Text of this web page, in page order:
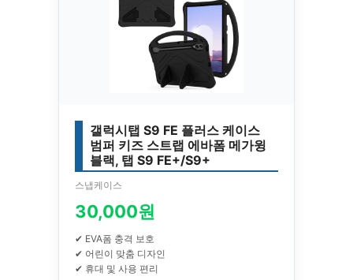
갤럭시탭 S9 FE 플러스 케이스
범퍼 키즈 스트랩 에바폼 메가윙
블랙, 탭 S9 FE+/S9+
스냅케이스
30,000원
✔ EVA폼 충격 보호
✔ 어린이 맞춤 디자인
✔ 휴대 및 사용 편리